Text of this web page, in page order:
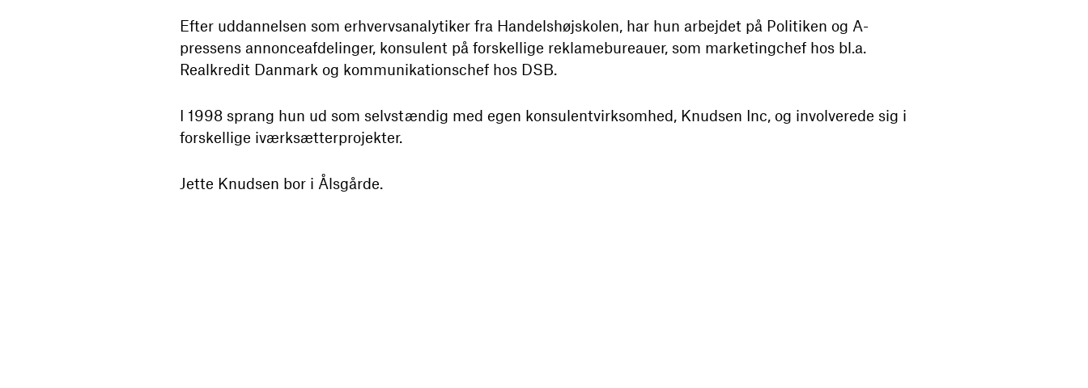
Efter uddannelsen som erhvervsanalytiker fra Handelshøjskolen, har hun arbejdet på Politiken og A-
pressens annonceafdelinger, konsulent på forskellige reklamebureauer, som marketingchef hos bl.a.
Realkredit Danmark og kommunikationschef hos DSB.
I 1998 sprang hun ud som selvstændig med egen konsulentvirksomhed, Knudsen Inc, og involverede sig i
forskellige iværksætterprojekter.
Jette Knudsen bor i Ålsgårde.